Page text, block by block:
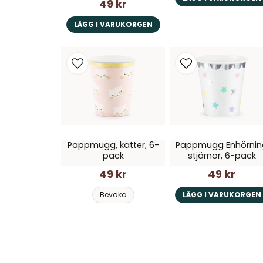
49 kr
LÄGG I VARUKORGEN
Pappmugg, katter, 6-
pack
49 kr
Bevaka
Pappmugg
stjärnor, 6-pack
49 kr
LÄGG I VARUKORGEN